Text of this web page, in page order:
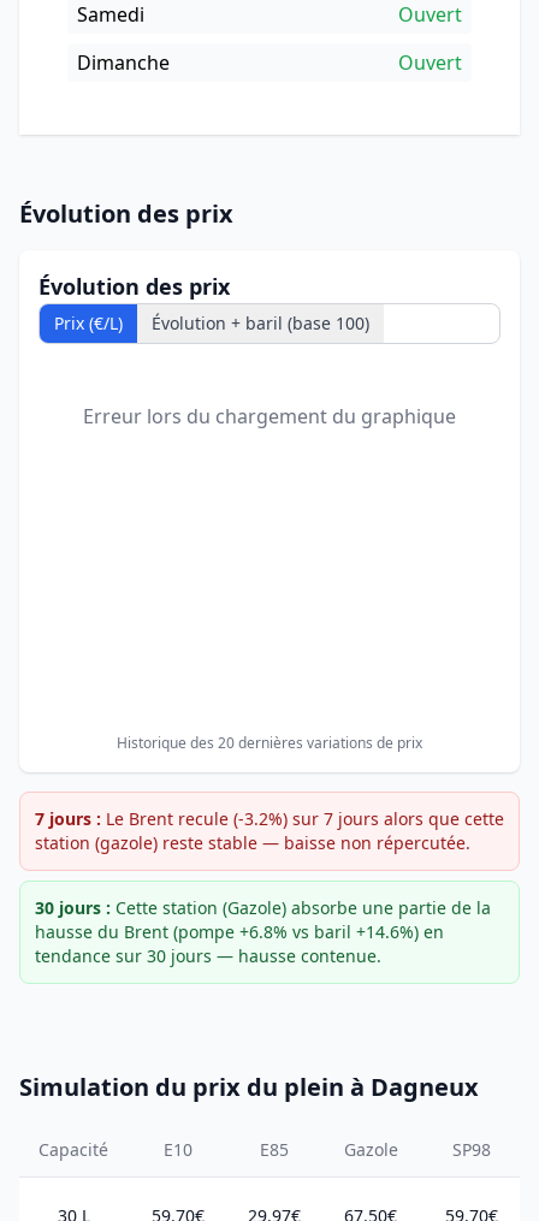
Samedi
Ouvert
Dimanche
Ouvert
Évolution des prix
Évolution des prix
Prix (€/L) Évolution + baril (base 100)
Erreur lors du chargement du graphique
Historique des 20 dernières variations de prix
7 jours : Le Brent recule (-3.2%) sur 7 jours alors que cette
station (gazole) reste stable — baisse non répercutée.
30 jours : Cette station (Gazole) absorbe une partie de la
hausse du Brent (pompe +6.8% vs baril +14.6%) en
tendance sur 30 jours — hausse contenue.
Simulation du prix du plein à Dagneux
Capacité E10 E85 Gazole SP98
30 L 59.70€ 29.97€ 67.50€ 59.70€